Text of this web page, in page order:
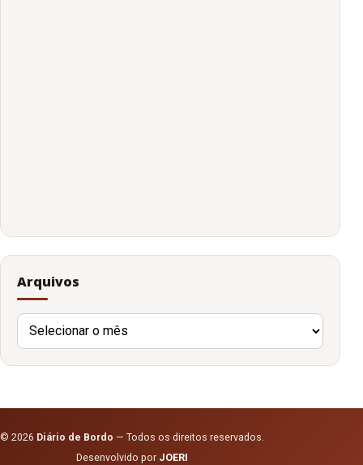
Arquivos
Arquivos
© 2026 Diário de Bordo — Todos os direitos reservados.
Desenvolvido por JOERI